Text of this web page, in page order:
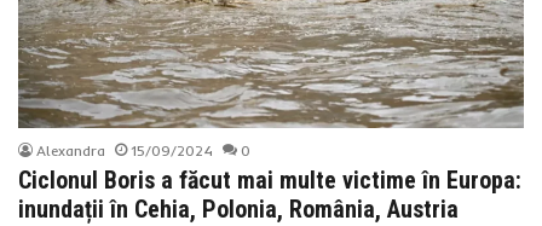
Alexandra 15/09/2024 0
Ciclonul Boris a făcut mai multe victime în Europa:
inundații în Cehia, Polonia, România, Austria